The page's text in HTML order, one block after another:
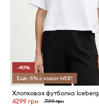
-40%
Ещё -5% с кодом WEB*
Хлопковая футболка Iceberg
4299 грн
7199 грн